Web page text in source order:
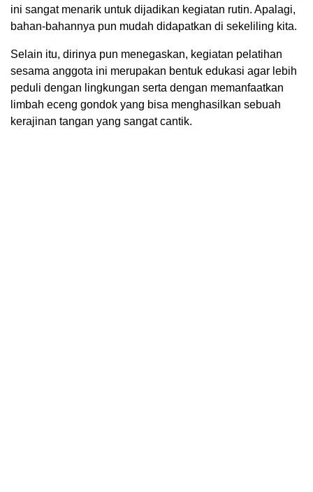
ini sangat menarik untuk dijadikan kegiatan rutin. Apalagi,
bahan-bahannya pun mudah didapatkan di sekeliling kita.
Selain itu, dirinya pun menegaskan, kegiatan pelatihan
sesama anggota ini merupakan bentuk edukasi agar lebih
peduli dengan lingkungan serta dengan memanfaatkan
limbah eceng gondok yang bisa menghasilkan sebuah
kerajinan tangan yang sangat cantik.